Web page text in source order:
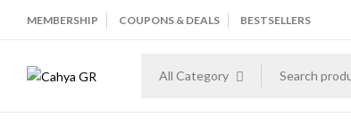
MEMBERSHIP COUPONS & DEALS BESTSELLERS
All Category